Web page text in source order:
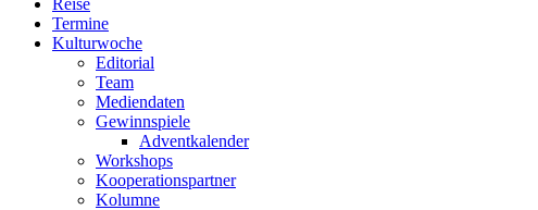
Termine
Kulturwoche
Editorial
Team
Mediendaten
Gewinnspiele
Adventkalender
Workshops
Kooperationspartner
Kolumne